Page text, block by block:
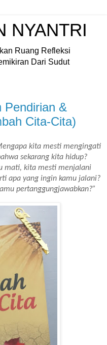
NYANTRI
Ruang Refleksi
Dari Sudut
Pendirian &
Cita-Cita)
kita mesti mengingati
sekarang kita hidup?
mati, kita mesti menjalani
apa yang ingin kamu jalani?
pertanggungjawabkan?”